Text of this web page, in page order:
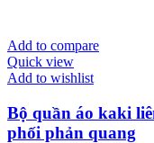
Add to compare
Quick view
Add to wishlist
Bộ quần áo kaki
phối phản quang